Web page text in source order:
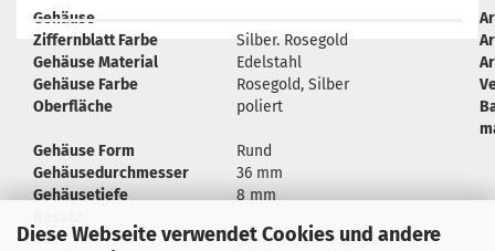
Diese Webseite verwendet Cookies und andere
Gehäuse
Ziffernblatt Farbe
Silber. Rosegold
Gehäuse Material
Edelstahl
Gehäuse Farbe
Rosegold, Silber
Oberfläche
poliert
Gehäuse Form
Rund
Gehäusedurchmesser
36 mm
Gehäusetiefe
8 mm
Glas
gehärtet, Mineralglas